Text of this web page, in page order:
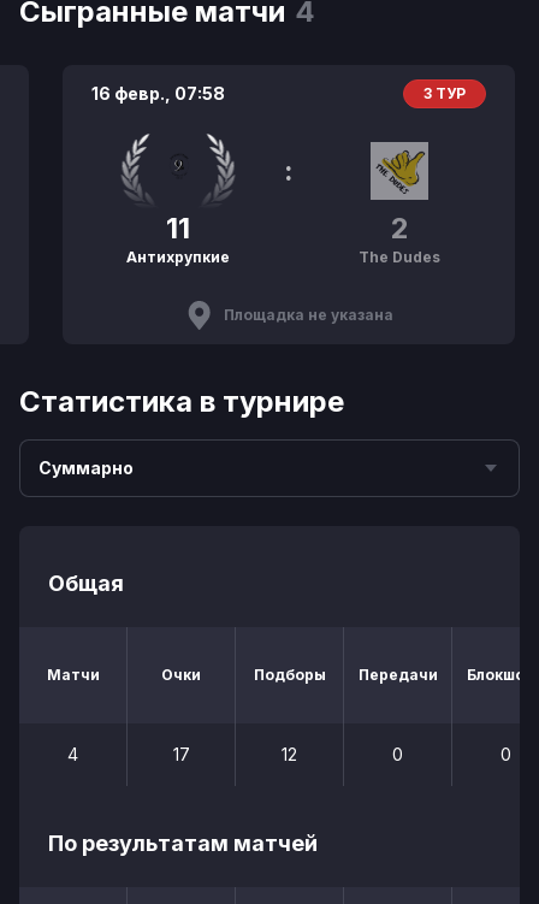
Сыгранные матчи 4
16 февр., 07:58 3 ТУР
11
Антихрупкие
:
2
The Dudes
Площадка не указана
Статистика в турнире
Суммарно
Общая
Матчи Очки Подборы Передачи
4 17 12 0 0
По результатам матчей